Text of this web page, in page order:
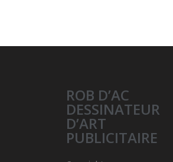
ROB D’AC
DESSINATEUR
D’ART
PUBLICITAIRE